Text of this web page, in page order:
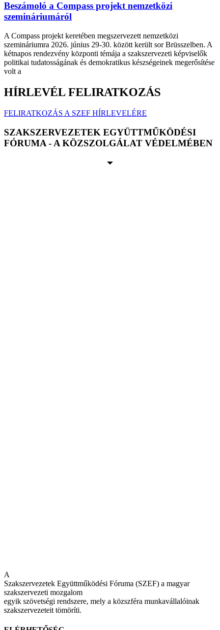
Beszámoló a Compass projekt nemzetközi
szemináriumáról
A Compass projekt keretében megszervezett nemzetközi
szemináriumra 2026. június 29-30. között került sor Brüsszelben. A
kétnapos rendezvény központi témája a szakszervezeti képviselők
politikai tudatosságának és demokratikus készségeinek megerősítése
volt a
HÍRLEVÉL FELIRATKOZÁS
FELIRATKOZÁS A SZEF HÍRLEVELÉRE
SZAKSZERVEZETEK EGYÜTTMŰKÖDÉSI
FÓRUMA - A KÖZSZOLGÁLAT VÉDELMÉBEN
A
Szakszervezetek Együttműködési Fóruma (SZEF) a magyar
szakszervezeti mozgalom
egyik szövetségi rendszere, mely a közszféra munkavállalóinak
szakszervezeteit tömöríti.